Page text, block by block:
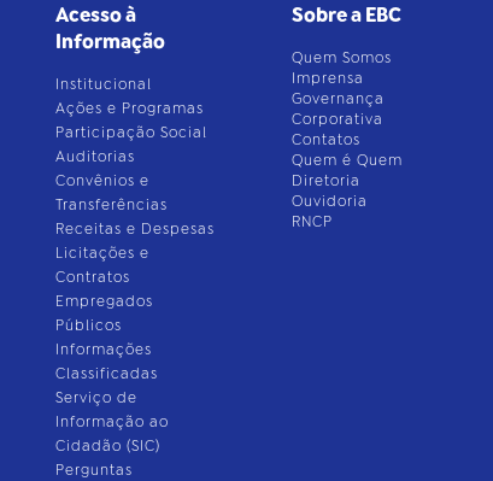
Acesso à
Informação
Institucional
Ações e Programas
Participação Social
Auditorias
Convênios e
Transferências
Receitas e Despesas
Licitações e
Contratos
Empregados
Públicos
Informações
Classificadas
Serviço de
Informação ao
Cidadão (SIC)
Perguntas
Sobre a EBC
Quem Somos
Imprensa
Governança
Corporativa
Contatos
Quem é Quem
Diretoria
Ouvidoria
RNCP